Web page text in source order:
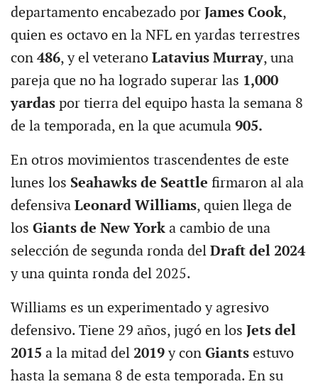
departamento encabezado por James Cook,
quien es octavo en la NFL en yardas terrestres
con 486, y el veterano Latavius Murray, una
pareja que no ha logrado superar las 1,000
yardaspor tierra del equipo hasta la semana 8
de la temporada, en la que acumula 905.
En otros movimientos trascendentes de este
lunes los Seahawks de Seattle firmaron al ala
defensiva Leonard Williams, quien llega de
los Giants de New York a cambio de una
selección de segunda ronda del Draft del 2024
y una quinta ronda del 2025.
Williams es un experimentado y agresivo
defensivo. Tiene 29 años, jugó en los Jets del
2015 a la mitad del 2019y con Giantsestuvo
hasta la semana 8 de esta temporada. En su